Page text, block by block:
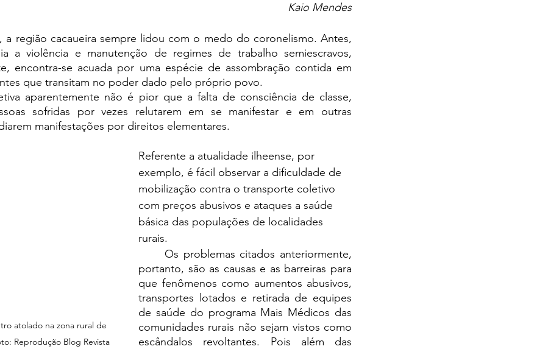
Kaio Mendes
a violência e manutenção de regimes de trabalho semiescravos,
encontra-se acuada por uma espécie de assombração contida em
que transitam no poder dado pelo próprio povo.
sofridas por vezes relutarem em se manifestar e em outras
manifestações por direitos elementares.
atolado na zona rural de
Reprodução Blog Revista
Referente a atualidade ilheense, por
exemplo, é fácil observar a dificuldade de
mobilização contra o transporte coletivo
com preços abusivos e ataques a saúde
básica das populações de localidades
rurais.
portanto, são as causas e as barreiras para
que fenômenos como aumentos abusivos,
transportes lotados e retirada de equipes
de saúde do programa Mais Médicos das
comunidades rurais não sejam vistos como
escândalos revoltantes. Pois além das